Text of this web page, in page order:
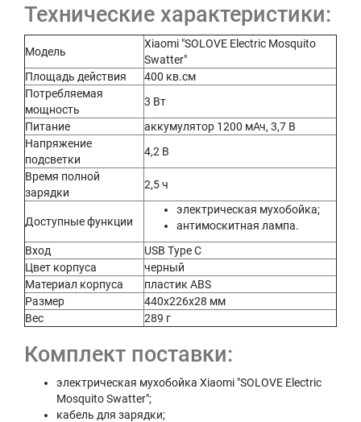
Технические характеристики:
Модель
Xiaomi "SOLOVE Electric Mosquito
Swatter"
Площадь действия
400 кв.см
Потребляемая
мощность
3 Вт
Питание
аккумулятор 1200 мАч, 3,7 В
Напряжение
подсветки
4,2 В
Время полной
зарядки
2,5 ч
Доступные функции
электрическая мухобойка;
антимоскитная лампа.
Вход
USB Type C
Цвет корпуса
черный
Материал корпуса
пластик ABS
Размер
440х226х28 мм
Вес
289 г
Комплект поставки:
электрическая мухобойка Xiaomi "SOLOVE Electric
Mosquito Swatter";
кабель для зарядки;